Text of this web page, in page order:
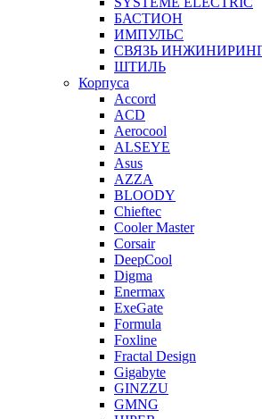
БАСТИОН
ИМПУЛЬС
СВЯЗЬ
ШТИЛЬ
Корпуса
Accord
ACD
Aerocool
ALSEYE
Asus
AZZA
BLOODY
Chieftec
Cooler Master
Corsair
DeepCool
Digma
Enermax
ExeGate
Formula
Foxline
Fractal Design
Gigabyte
GINZZU
GMNG